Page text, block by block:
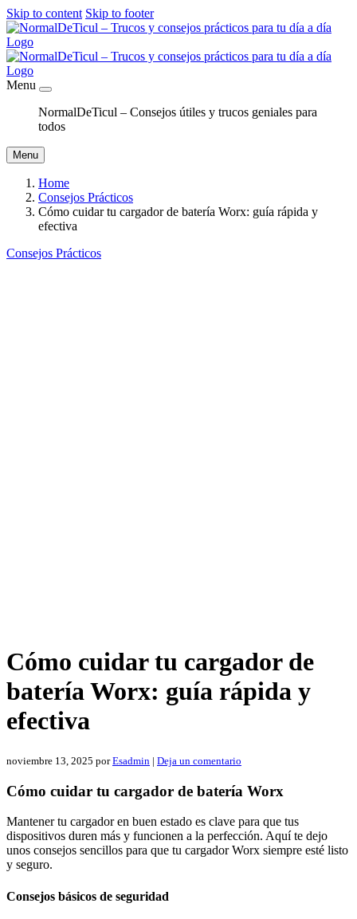
Skip to content Skip to footer
Menu
NormalDeTicul – Consejos útiles y trucos geniales para
todos
Menu
Home
Consejos Prácticos
Cómo cuidar tu cargador de batería Worx: guía rápida y
efectiva
Consejos Prácticos
Cómo cuidar tu cargador de
batería Worx: guía rápida y
efectiva
noviembre 13, 2025 porEsadmin | Deja un comentario
Cómo cuidar tu cargador de batería Worx
Mantener tu cargador en buen estado es clave para que tus
dispositivos duren más y funcionen a la perfección. Aquí te dejo
unos consejos sencillos para que tu cargador Worx siempre esté listo
y seguro.
Consejos básicos de seguridad